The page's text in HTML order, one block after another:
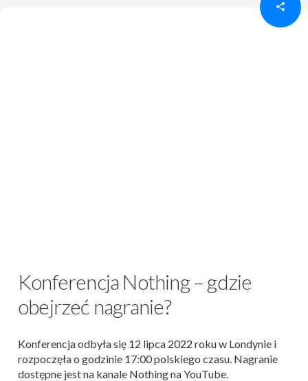
Konferencja Nothing – gdzie
obejrzeć nagranie?
Konferencja odbyła się 12 lipca 2022 roku w Londynie i
rozpoczęła o godzinie 17:00 polskiego czasu. Nagranie
dostępne jest na kanale Nothing na YouTube.